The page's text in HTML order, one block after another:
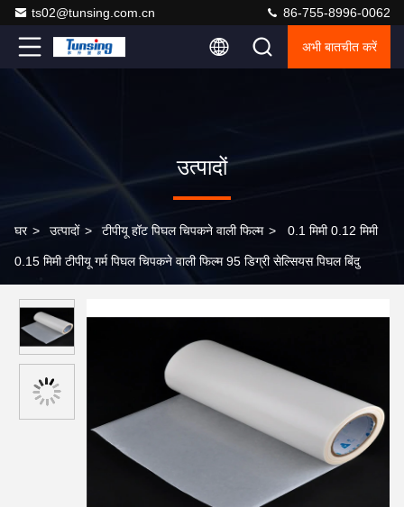
ts02@tunsing.com.cn 86-755-8996-0062
अभी बातचीत करें
उत्पादों
घर > उत्पादों > टीपीयू हॉट पिघल चिपकने वाली फिल्म > 0.1 मिमी 0.12 मिमी
0.15 मिमी टीपीयू गर्म पिघल चिपकने वाली फिल्म 95 डिग्री सेल्सियस पिघल बिंदु